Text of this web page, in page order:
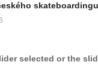
selected or the